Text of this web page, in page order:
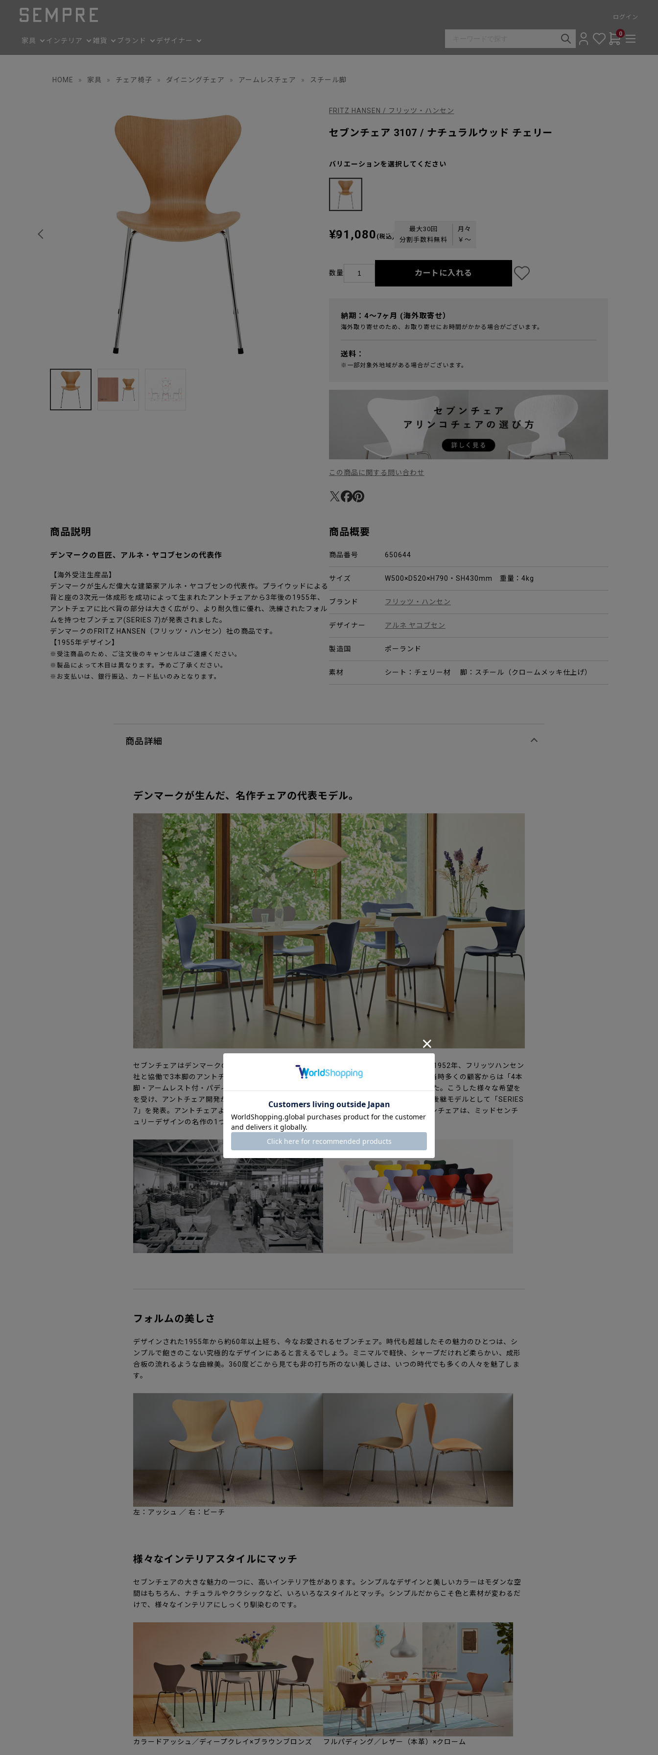
ログイン
家具 インテリア 雑貨 ブランド デザイナー
0
HOME » 家具 » チェア椅子 » ダイニングチェア » アームレスチェア » スチール脚
FRITZ HANSEN / フリッツ・ハンセン
セブンチェア 3107 / ナチュラルウッド チェリー
バリエーションを選択してください
¥91,080 (税込)
最大30回
分割手数料無料
月々
￥ 〜
数量 カートに入れる
納期：4～7ヶ月 (海外取寄せ）
海外取り寄せのため、お取り寄せにお時間がかかる場合がございます。
送料：
※一部対象外地域がある場合がございます。
この商品に関する問い合わせ
商品説明
デンマークの巨匠、アルネ・ヤコブセンの代表作
【海外受注生産品】
デンマークが生んだ偉大な建築家アルネ・ヤコブセンの代表作。プライウッドによる
背と座の3次元一体成形を成功によって生まれたアントチェアから3年後の1955年、
アントチェアに比べ背の部分は大きく広がり、より耐久性に優れ、洗練されたフォル
ムを持つセブンチェア(SERIES 7)が発表されました。
デンマークのFRITZ HANSEN（フリッツ・ハンセン）社の商品です。
【1955年デザイン】
※受注商品のため、ご注文後のキャンセルはご遠慮ください。
※製品によって木目は異なります。予めご了承ください。
※お支払いは、銀行振込、カード払いのみとなります。
商品概要
商品番号 650644
サイズ W500×D520×H790・SH430mm 重量：4kg
ブランド フリッツ・ハンセン
デザイナー アルネ ヤコブセン
製造国 ポーランド
素材 シート：チェリー材 脚：スチール（クロームメッキ仕上げ）
商品詳細
デンマークが生んだ、名作チェアの代表モデル。
セブンチェアはデンマークの建築家アルネ・ヤコブセンの代表作の一つです。ヤコブセンは1952年、フリッツハンセン
社と協働で3本脚のアントチェアを開発し、成形合板の大きな可能性を見出しました。が、当時多くの顧客からは「4本
脚・アームレスト付・パディング（布張り）仕様のもの・回転式」などの要望が出ていました。こうした様々な希望を
を受け、アントチェア開発から3年後の1955年に、アントチェアの不足している部分を補う後継モデルとして「SERIES
7」を発表。アントチェアより一回り大きな背と座を持ち、より座り心地が追求されたセブンチェアは、ミッドセンチ
ュリーデザインの名作の1つとなりました。
フォルムの美しさ
デザインされた1955年から約60年以上経ち、今なお愛されるセブンチェア。時代も超越したその魅力のひとつは、シ
ンプルで飽きのこない究極的なデザインにあると言えるでしょう。ミニマルで軽快、シャープだけれど柔らかい、成形
合板の流れるような曲線美。360度どこから見ても非の打ち所のない美しさは、いつの時代でも多くの人々を魅了しま
す。
左：アッシュ ／ 右：ビーチ
様々なインテリアスタイルにマッチ
セブンチェアの大きな魅力の一つに、高いインテリア性があります。シンプルなデザインと美しいカラーはモダンな空
間はもちろん、ナチュラルやクラシックなど、いろいろなスタイルとマッチ。シンプルだからこそ色と素材が変わるだ
けで、様々なインテリアにしっくり馴染むのです。
カラードアッシュ／ディープクレイ×ブラウンブロンズ フルパディング／レザー（本革）×クローム